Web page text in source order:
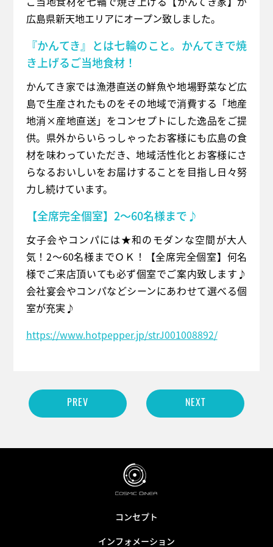
広島県新天地エリアにオープン致しました。
『かんてき』とは七輪のこと。かんてきで焼
き上げるご当地食材！
かんてき家では漁港直送の鮮魚や地場野菜など広
島で生産されたものをその地域で消費する「地産
地消×産地直送」をコンセプトにした逸品をご提
供。県外からいらっしゃったお客様にも広島の食
材を味わっていただき、地域活性化とお客様にさ
らなるおいしいをお届けすることを目指し日々努
力し続けています。
【全席完全個室】2～60名様まで♪
女子会やコンパには★和のモダンな空間が大人
気！2～60名様までＯＫ！【全席完全個室】何名
様でご来店頂いても必ず個室でご案内致します♪
会社宴会やコンパなどシーンにあわせて選べる個
室が充実♪
https://www.hotpepper.jp/strJ001008892/
PREV NEXT
コンセプト
インフォメーション